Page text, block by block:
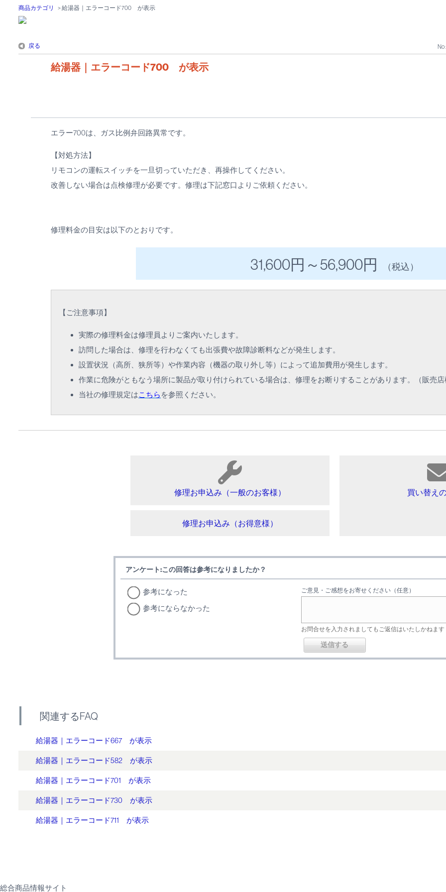
商品カテゴリ >給湯器｜エラーコード700 が表示
戻る No
給湯器｜エラーコード700 が表示
エラー700は、ガス比例弁回路異常です。
【対処方法】
リモコンの運転スイッチを一旦切っていただき、再操作してください。
改善しない場合は点検修理が必要です。修理は下記窓口よりご依頼ください。
修理料金の目安は以下のとおりです。
31,600円 ～56,900円 （税込）
【 ご注意事項】
実際の修理料金は修理員よりご案内いたします。
訪問した場合は、修理を行わなくても出張費や故障診断料などが発生します。
設置状況（高所、狭所等）や作業内容（機器の取り外し等）によって追加費用が発生します。
作業に危険がともなう場所に製品が取り付けられている場合は、修理をお断りすることがあります。（販売
当社の修理規定はこちら を参照ください。
修理お申込み（一般のお客様）
修理お申込み（お得意様）
買い替え
アンケート:この回答は参考になりましたか？
参考になった
参考にならなかった
ご意見・ご感想をお寄せください（任意）
お問合せを入力されましてもご返信はいたしかねます
関連するFAQ
給湯器｜エラーコード667 が表示
給湯器｜エラーコード582 が表示
給湯器｜エラーコード701 が表示
給湯器｜エラーコード730 が表示
給湯器｜エラーコード711 が表示
総合商品情報サイト